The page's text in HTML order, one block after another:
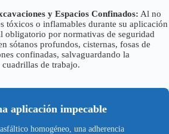
y Espacios Confinados: Al no
tóxicos o inflamables durante su aplicación
obligatorio por normativas de seguridad
sótanos profundos, cisternas, fosas de
confinadas, salvaguardando la
de trabajo.
aplicación impecable
homogéneo, una adherencia